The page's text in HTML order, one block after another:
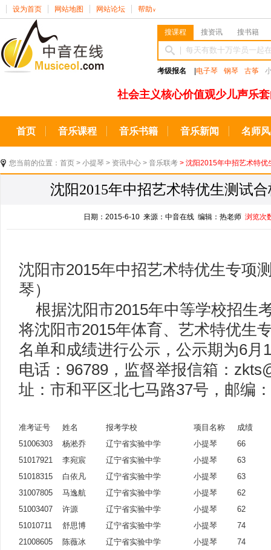
设为首页 网站地图 网站论坛 帮助 ∨
搜课程 搜资讯 搜书籍
考级报名 电子琴 钢琴 古筝
社会主义核心价值观少儿声乐
首页 音乐课程 音乐书籍 音乐新闻 名师
您当前的位置： 首页 > 小提琴 > 资讯中心 > 音乐联考 > 沈阳2015年中招艺术特优
沈阳2015年中招艺术特优生测试
日期：2015-6-10 来源：中音在线 编辑：热老师浏览次
沈阳市2015年中招艺术特优生专项
琴）
根据沈阳市2015年中等学校招生
将沈阳市2015年体育、艺术特优生
名单和成绩进行公示，公示期为6月
电话：96789，监督举报信箱：
址：市和平区北七马路37号，邮编
准考证号 姓名 报考学校 项目名称
成绩
51006303
杨淞乔 辽宁省实验中学 小提琴
66
51017921
李宛宸 辽宁省实验中学 小提琴
63
51018315
白依凡 辽宁省实验中学 小提琴
63
31007805
马逸航 辽宁省实验中学 小提琴
62
51003407
许源 辽宁省实验中学 小提琴
62
51010711
舒思博 辽宁省实验中学 小提琴
74
21008605
陈薇冰 辽宁省实验中学 小提琴
74